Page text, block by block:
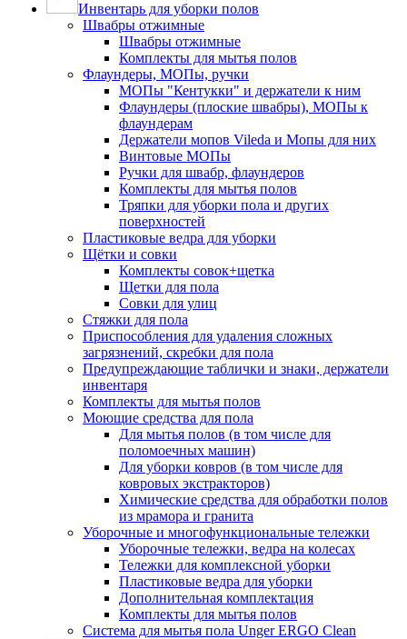
Инвентарь для уборки полов
Швабры отжимные
Швабры отжимные
Комплекты для мытья полов
Флаундеры, МОПы, ручки
МОПы "Кентукки" и держатели к ним
Флаундеры (плоские швабры), МОПы к
флаундерам
Держатели мопов Vileda и Мопы для них
Винтовые МОПы
Ручки для швабр, флаундеров
Комплекты для мытья полов
Тряпки для уборки пола и других
поверхностей
Пластиковые ведра для уборки
Щётки и совки
Комплекты совок+щетка
Щетки для пола
Совки для улиц
Стяжки для пола
Приспособления для удаления сложных
загрязнений, скребки для пола
Предупреждающие таблички и знаки, держатели
инвентаря
Комплекты для мытья полов
Моющие средства для пола
Для мытья полов (в том числе для
поломоечных машин)
Для уборки ковров (в том числе для
ковровых экстракторов)
Химические средства для обработки полов
из мрамора и гранита
Уборочные и многофункциональные тележки
Уборочные тележки, ведра на колесах
Тележки для комплексной уборки
Пластиковые ведра для уборки
Дополнительная комплектация
Комплекты для мытья полов
Система для мытья пола Unger ERGO Clean